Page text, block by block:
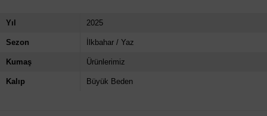
Yıl 2025
Sezon İlkbahar / Yaz
Kumaş Ürünlerimiz
Kalıp Büyük Beden